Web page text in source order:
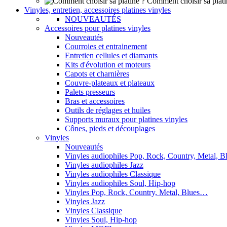
Vinyles, entretien, accessoires platines vinyles
NOUVEAUTÉS
Accessoires pour platines vinyles
Nouveautés
Courroies et entrainement
Entretien cellules et diamants
Kits d'évolution et moteurs
Capots et charnières
Couvre-plateaux et plateaux
Palets presseurs
Bras et accessoires
Outils de réglages et huiles
Supports muraux pour platines vinyles
Cônes, pieds et découplages
Vinyles
Nouveautés
Vinyles audiophiles Pop, Rock, Country, Metal,
Vinyles audiophiles Jazz
Vinyles audiophiles Classique
Vinyles audiophiles Soul, Hip-hop
Vinyles Pop, Rock, Country, Metal, Blues…
Vinyles Jazz
Vinyles Classique
Vinyles Soul, Hip-hop